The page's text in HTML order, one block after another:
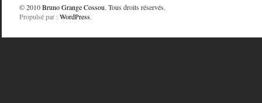
© 2010Bruno Grange Cossou. Tous droits réservés.
Propulsé par : WordPress.